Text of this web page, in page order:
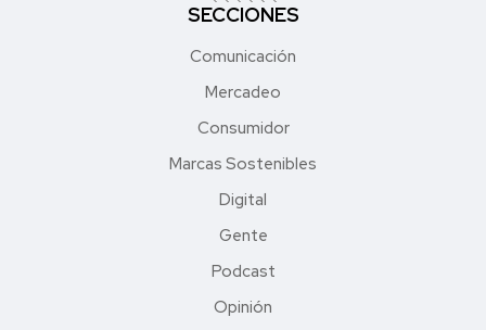
SECCIONES
Comunicación
Mercadeo
Consumidor
Marcas Sostenibles
Digital
Gente
Podcast
Opinión